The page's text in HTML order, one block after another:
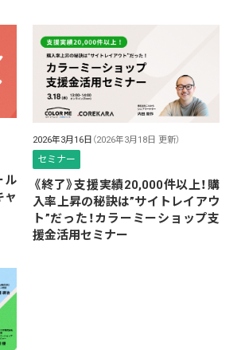
ル
ャ
2026年3月16日 （2026年3月18日 更新）
セミナー
《終了》支援実績20,000件以上！購
入率上昇の秘訣は”サイトレイアウ
ト”だった！カラーミーショップ支
援金活用セミナー